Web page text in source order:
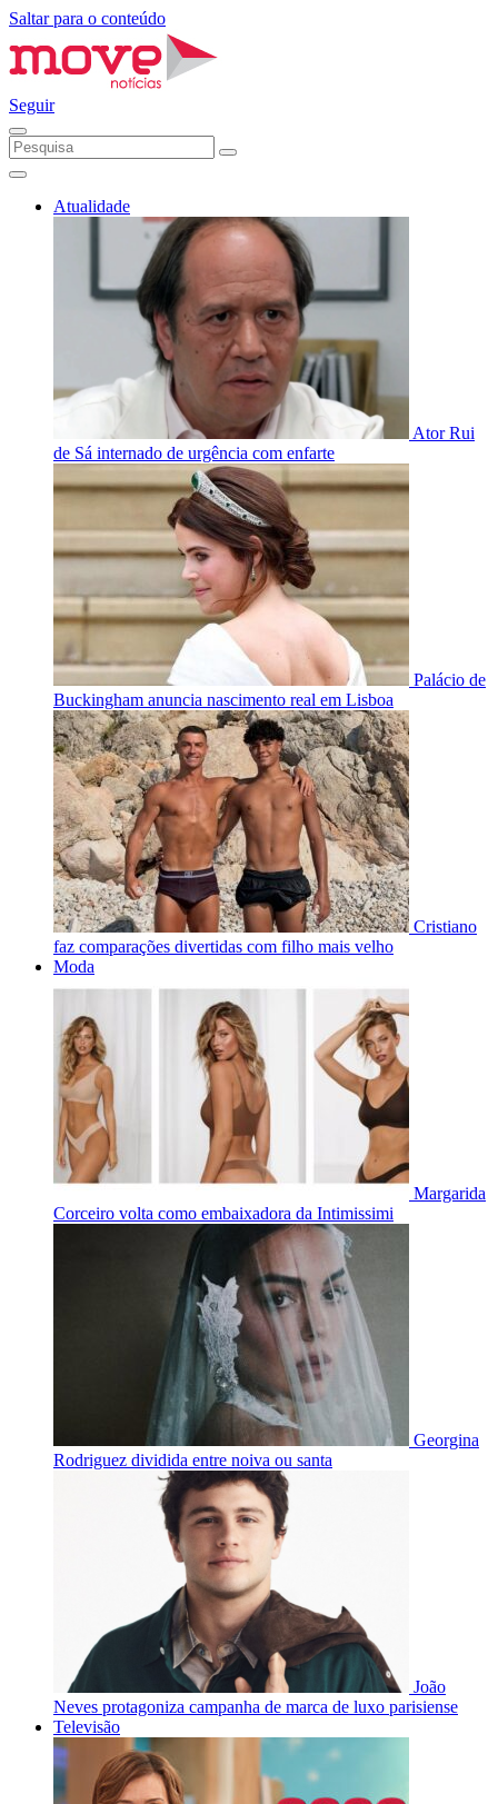
Saltar para o conteúdo
Seguir
Atualidade
Ator Rui
de Sá internado de urgência com enfarte
Palácio de
Buckingham anuncia nascimento real em Lisboa
Cristiano
faz comparações divertidas com filho mais velho
Moda
Margarida
Corceiro volta como embaixadora da Intimissimi
Georgina
Rodriguez dividida entre noiva ou santa
João
Neves protagoniza campanha de marca de luxo parisiense
Televisão